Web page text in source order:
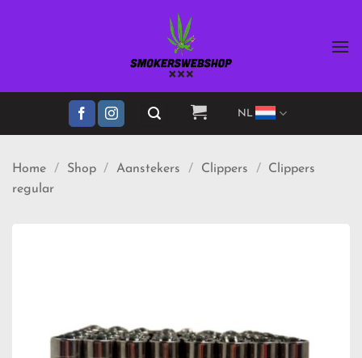
NL
Home / Shop / Aanstekers / Clippers /
Clippers
regular